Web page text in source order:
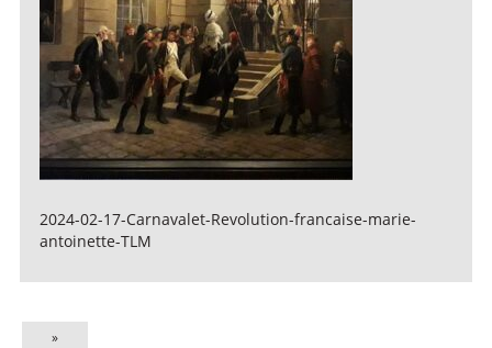
2024-02-17-Carnavalet-Revolution-francaise-marie-
antoinette-TLM
»